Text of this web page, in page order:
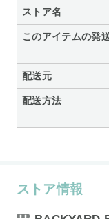
ストア名
このアイテムの発
配送元
配送方法
ストア情報